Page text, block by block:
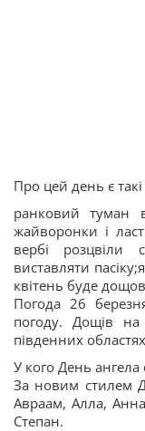
Про цей день є
ранковий туман
жайворонки і
вербі
виставляти
квітень буде
Погода 26
погоду. Дощів на
південних
У кого День ангела
За новим стилем
Авраам, Алла,
Степан.